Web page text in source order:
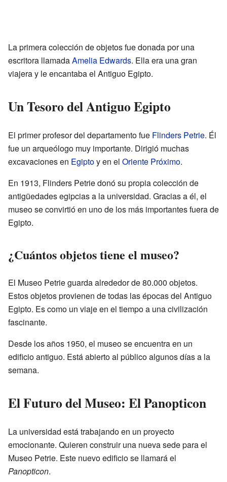
La primera colección de objetos fue donada por una
escritora llamadaAmelia Edwards. Ella era una gran
viajera y le encantaba el Antiguo Egipto.
Un Tesoro del Antiguo Egipto
El primer profesor del departamento fue Flinders Petrie. Él
fue un arqueólogo muy importante. Dirigió muchas
excavaciones en Egiptoy en el Oriente Próximo.
En 1913, Flinders Petrie donó su propia colección de
antigüedades egipcias a la universidad. Gracias a él, el
museo se convirtió en uno de los más importantes fuera de
Egipto.
¿Cuántos objetos tiene el museo?
El Museo Petrie guarda alrededor de 80.000 objetos.
Estos objetos provienen de todas las épocas del Antiguo
Egipto. Es como un viaje en el tiempo a una civilización
fascinante.
Desde los años 1950, el museo se encuentra en un
edificio antiguo. Está abierto al público algunos días a la
semana.
El Futuro del Museo: El Panopticon
La universidad está trabajando en un proyecto
emocionante. Quieren construir una nueva sede para el
Museo Petrie. Este nuevo edificio se llamará el
Panopticon.